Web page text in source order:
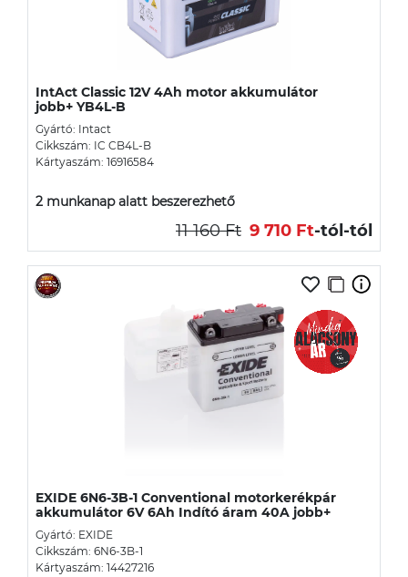
IntAct Classic 12V 4Ah motor akkumulátor
jobb+ YB4L-B
Gyártó: Intact
Cikkszám: IC CB4L-B
Kártyaszám: 16916584
2 munkanap alatt beszerezhető
11 160 Ft 9 710 Ft-tól-tól
EXIDE 6N6-3B-1 Conventional motorkerékpár
akkumulátor 6V 6Ah Indító áram 40A jobb+
Gyártó: EXIDE
Cikkszám: 6N6-3B-1
Kártyaszám: 14427216